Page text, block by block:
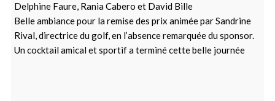
Delphine Faure, Rania Cabero et David Bille
Belle ambiance pour la remise des prix animée par Sandrine
Rival, directrice du golf, en l’absence remarquée du sponsor.
Un cocktail amical et sportif a terminé cette belle journée